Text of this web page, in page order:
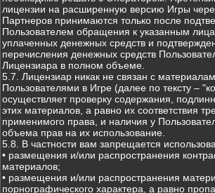
лицензии на расширенную версию Игры
Партнеров принимаются только после
Пользователем обращения к указанным
уплаченных денежных средств и
перечисления денежных средств
Лицензиара в полном объеме.
5.7. Лицензиар никак не связан с
Пользователями в Игре (далее по тексту –
осуществляет проверку содержания,
этих материалов, а равно их соответствия
применимого права, и наличия у
объема прав на их использование.
5.8. В частности вам запрещается
• размещения и/или распространения
материалов;
• размещения и/или распространения
порнографического характера, а равно